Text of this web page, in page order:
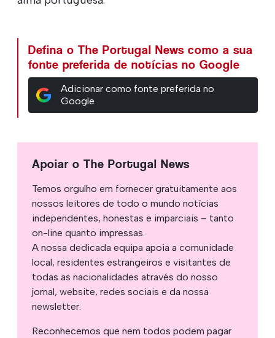
Defina o The Portugal News como a sua
fonte preferida de notícias no Google
Adicionar como fonte preferida no
Google
Apoiar o The Portugal News
Temos orgulho em fornecer gratuitamente aos
nossos leitores de todo o mundo notícias
independentes, honestas e imparciais – tanto
on-line quanto impressas.
A nossa dedicada equipa apoia a comunidade
local, residentes estrangeiros e visitantes de
todas as nacionalidades através do nosso
jornal, website, redes sociais e da nossa
newsletter.
Reconhecemos que nem todos podem pagar